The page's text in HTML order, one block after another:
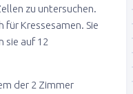
zu untersuchen.
für Kressesamen. Sie
sie auf 12
der 2 Zimmer